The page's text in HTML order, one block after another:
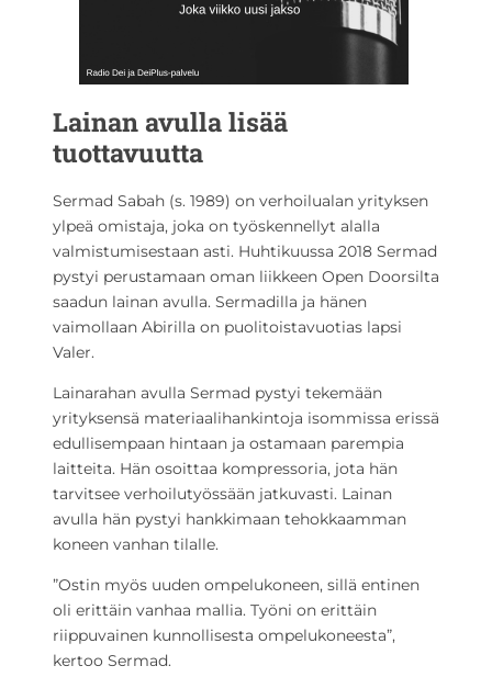
Lainan avulla lisää
tuottavuutta
Sermad Sabah (s. 1989) on verhoilualan yrityksen
ylpeä omistaja, joka on työskennellyt alalla
valmistumisestaan asti. Huhtikuussa 2018 Sermad
pystyi perustamaan oman liikkeen Open Doorsilta
saadun lainan avulla. Sermadilla ja hänen
vaimollaan Abirilla on puolitoistavuotias lapsi
Valer.
Lainarahan avulla Sermad pystyi tekemään
yrityksensä materiaalihankintoja isommissa erissä
edullisempaan hintaan ja ostamaan parempia
laitteita. Hän osoittaa kompressoria, jota hän
tarvitsee verhoilutyössään jatkuvasti. Lainan
avulla hän pystyi hankkimaan tehokkaamman
koneen vanhan tilalle.
”Ostin myös uuden ompelukoneen, sillä entinen
oli erittäin vanhaa mallia. Työni on erittäin
riippuvainen kunnollisesta ompelukoneesta”,
kertoo Sermad.